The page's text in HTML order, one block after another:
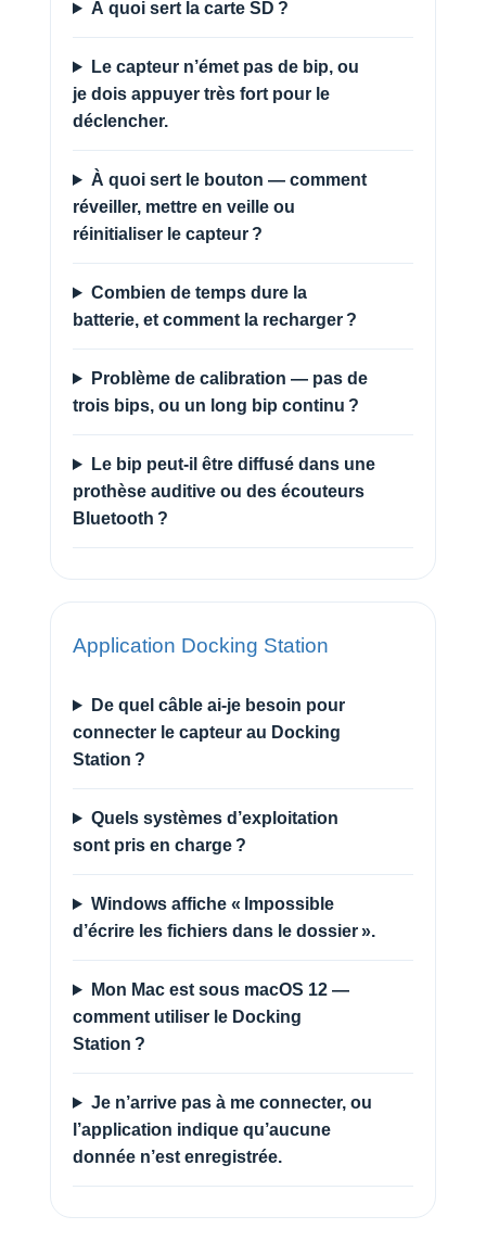
À quoi sert la carte SD ?
Le capteur n’émet pas de bip, ou
je dois appuyer très fort pour le
déclencher.
À quoi sert le bouton — comment
réveiller, mettre en veille ou
réinitialiser le capteur ?
Combien de temps dure la
batterie, et comment la recharger ?
Problème de calibration — pas de
trois bips, ou un long bip continu ?
Le bip peut-il être diffusé dans une
prothèse auditive ou des écouteurs
Bluetooth ?
Application Docking Station
De quel câble ai-je besoin pour
connecter le capteur au Docking
Station ?
Quels systèmes d’exploitation
sont pris en charge ?
Windows affiche « Impossible
d’écrire les fichiers dans le dossier ».
Mon Mac est sous macOS 12 —
comment utiliser le Docking
Station ?
Je n’arrive pas à me connecter, ou
l’application indique qu’aucune
donnée n’est enregistrée.